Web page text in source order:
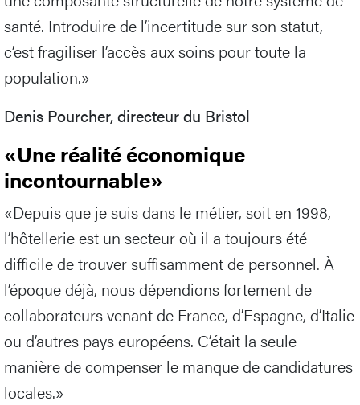
santé. Introduire de l’incertitude sur son statut,
c’est fragiliser l’accès aux soins pour toute la
population.»
Denis Pourcher, directeur du Bristol
«Une réalité économique
incontournable»
«Depuis que je suis dans le métier, soit en 1998,
l’hôtellerie est un secteur où il a toujours été
difficile de trouver suffisamment de personnel. À
l’époque déjà, nous dépendions fortement de
collaborateurs venant de France, d’Espagne, d’Italie
ou d’autres pays européens. C’était la seule
manière de compenser le manque de candidatures
locales.»